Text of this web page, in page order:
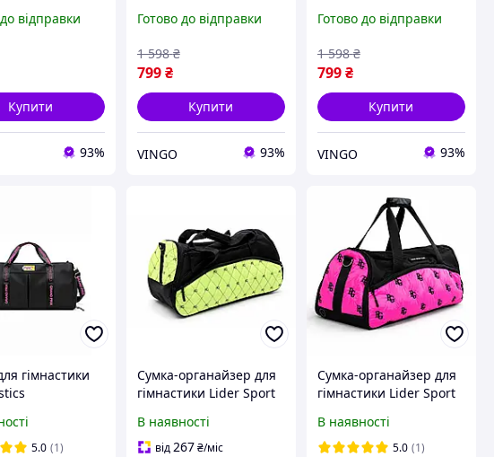
дівчинки
відправки
Купити
93%
йоги для дівчинки
Рожева
Готово до відправки
799 ₴
1 598 ₴
Купити
VINGO 93%
йоги для дівчинки
Рожева
Готово до відправки
799₴
1 598 ₴
Купити
VINGO 93%
гімнастики
5.0 (1)
Сумка-органайзер для
гімнастики Lider Sport
В наявності
від267 ₴/міс
Сумка-органайзер для
гімнастики Lider Sport
В наявності
5.0 (1)